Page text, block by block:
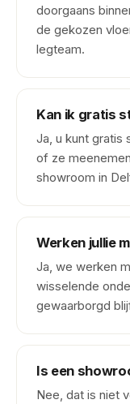
doorgaans
de gekozen
legteam.
Kan ik gratis
Ja, u kunt gratis
of ze
showroom in
Werken jullie
Ja, we werken
wisselende
gewaarborgd
Is een
Nee, dat is niet